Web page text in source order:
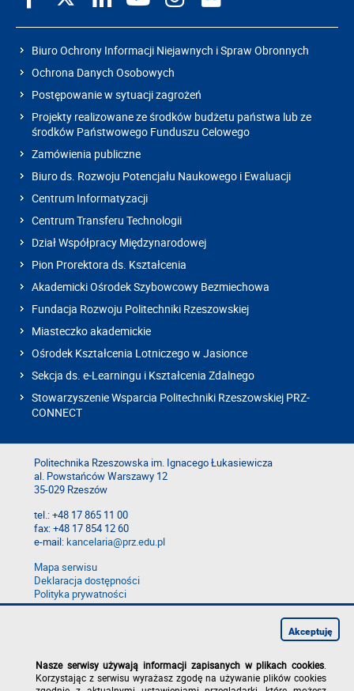
Biuro Ochrony Informacji Niejawnych i Spraw Obronnych
Ochrona Danych Osobowych
Postępowanie w sytuacji zagrożeń
Projekty realizowane ze środków budżetu państwa lub ze
środków Państwowego Funduszu Celowego
Zamówienia publiczne
Biuro ds. Rozwoju Potencjału Naukowego i Ewaluacji
Centrum Informatyzacji
Centrum Transferu Technologii
Dział Współpracy Międzynarodowej
Pion Prorektora ds. Kształcenia
Akademicki Ośrodek Szybowcowy Bezmiechowa
Fundacja Rozwoju Politechniki Rzeszowskiej
Miasteczko akademickie
Ośrodek Kształcenia Lotniczego w Jasionce
Sekcja ds. e-Learningu i Kształcenia Zdalnego
Stowarzyszenie Wsparcia Politechniki Rzeszowskiej PRZ-
CONNECT
Politechnika Rzeszowska im. Ignacego Łukasiewicza
al. Powstańców Warszawy 12
35-029 Rzeszów
tel.: +48 17 865 11 00
fax: +48 17 854 12 60
e-mail:kancelaria@prz.edu.pl
Mapa serwisu
Deklaracja dostępności
Polityka prywatności
Zgłoś błąd na stronie
Nasze serwisy używają informacji zapisanych w plikach cookies
Korzystając z serwisu wyrażasz zgodę na używanie plików cookies
Akceptuję